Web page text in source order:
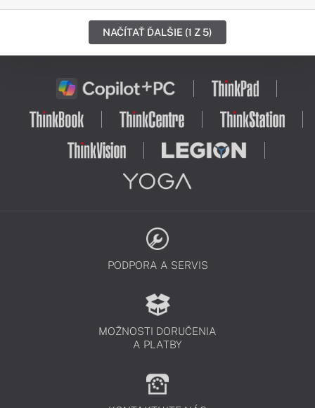
NAČÍTAŤ ĎALŠIE (1 Z 5)
PODPORA A SERVIS
MOŽNOSTI DORUČENIA
A PLATBY